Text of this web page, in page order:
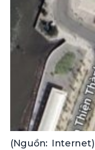
(Nguồn: Internet)